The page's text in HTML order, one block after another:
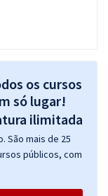
os cursos
só lugar!
São mais de 25
públicos, com